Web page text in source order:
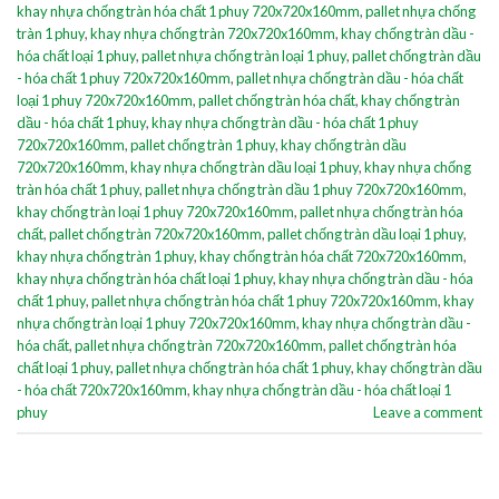
khay nhựa chống tràn hóa chất 1 phuy 720x720x160mm,pallet nhựa chống
tràn 1 phuy,khay nhựa chống tràn 720x720x160mm,khay chống tràn dầu -
hóa chất loại 1 phuy,pallet nhựa chống tràn loại 1 phuy,pallet chống tràn dầu
- hóa chất 1 phuy 720x720x160mm,pallet nhựa chống tràn dầu - hóa chất
loại 1 phuy 720x720x160mm,pallet chống tràn hóa chất,khay chống tràn
dầu - hóa chất 1 phuy,khay nhựa chống tràn dầu - hóa chất 1 phuy
720x720x160mm,pallet chống tràn 1 phuy,khay chống tràn dầu
720x720x160mm,khay nhựa chống tràn dầu loại 1 phuy,khay nhựa chống
tràn hóa chất 1 phuy,pallet nhựa chống tràn dầu 1 phuy 720x720x160mm,
khay chống tràn loại 1 phuy 720x720x160mm,pallet nhựa chống tràn hóa
chất,pallet chống tràn 720x720x160mm,pallet chống tràn dầu loại 1 phuy,
khay nhựa chống tràn 1 phuy,khay chống tràn hóa chất 720x720x160mm,
khay nhựa chống tràn hóa chất loại 1 phuy,khay nhựa chống tràn dầu - hóa
chất 1 phuy,pallet nhựa chống tràn hóa chất 1 phuy 720x720x160mm,khay
nhựa chống tràn loại 1 phuy 720x720x160mm,khay nhựa chống tràn dầu -
hóa chất,pallet nhựa chống tràn 720x720x160mm,pallet chống tràn hóa
chất loại 1 phuy,pallet nhựa chống tràn hóa chất 1 phuy,khay chống tràn dầu
- hóa chất 720x720x160mm,khay nhựa chống tràn dầu - hóa chất loại 1
phuy
Leave a comment